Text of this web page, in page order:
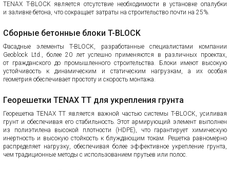
TENAX T-BLOCK является отсутствие необходимости в установке опалубки
и заливке бетона, что сокращает затраты на строительство почти на 25%.
Сборные бетонные блоки T-BLOCK
Фасадные элементы T-BLOCK, разработанные специалистами компании
Geoblock Ltd., более 20 лет успешно применяются в различных проектах,
от гражданского до промышленного строительства. Блоки имеют высокую
устойчивость к динамическим и статическим нагрузкам, а их особая
геометрия обеспечивает простоту и скорость монтажа.
Георешетки TENAX TT для укрепления грунта
Георешетка TENAX TT является важной частью системы T-BLOCK, усиливая
грунт и обеспечивая его стабильность. Этот армирующий элемент выполнен
из полиэтилена высокой плотности (HDPE), что гарантирует химическую
инертность и высокую стойкость к блуждающим токам. Решетка равномерно
распределяет нагрузку, обеспечивая более эффективное укрепление грунта,
чем традиционные методы с использованием прутьев или полос.